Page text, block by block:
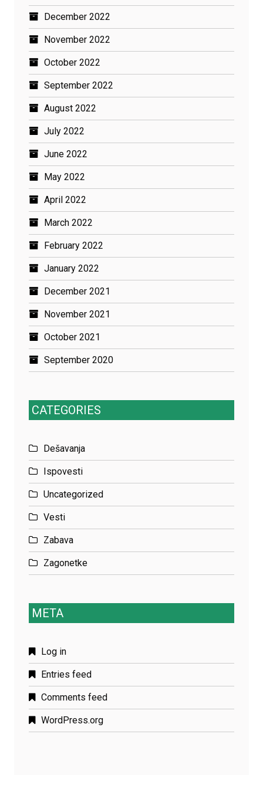
December 2022
November 2022
October 2022
September 2022
August 2022
July 2022
June 2022
May 2022
April 2022
March 2022
February 2022
January 2022
December 2021
November 2021
October 2021
September 2020
CATEGORIES
Dešavanja
Ispovesti
Uncategorized
Vesti
Zabava
Zagonetke
META
Log in
Entries feed
Comments feed
WordPress.org